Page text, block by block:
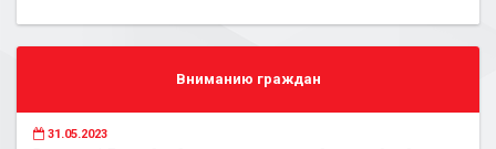
Вниманию граждан
31.05.2023